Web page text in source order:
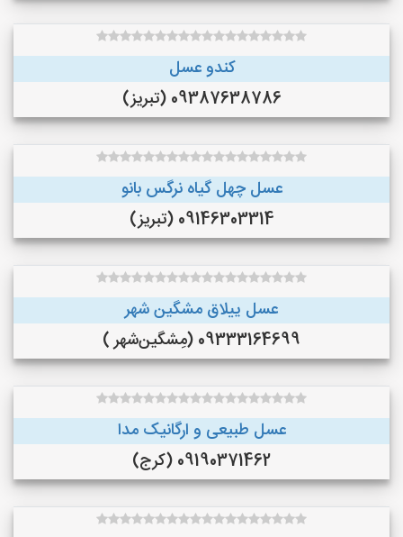
کندو عسل
09387638786 (تبریز)
عسل چهل گیاه نرگس بانو
09146303314 (تبریز)
عسل ییلاق مشگین شهر
09333164699 (مِشگین‌شهر )
عسل طبیعی و ارگانیک مدا
09190371462 (کرج)